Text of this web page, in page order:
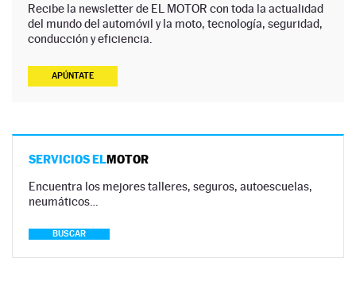
Recibe la newsletter de EL MOTOR con toda la actualidad
del mundo del automóvil y la moto, tecnología, seguridad,
conducción y eficiencia.
APÚNTATE
SERVICIOS ELMOTOR
Encuentra los mejores talleres, seguros, autoescuelas,
neumáticos…
BUSCAR